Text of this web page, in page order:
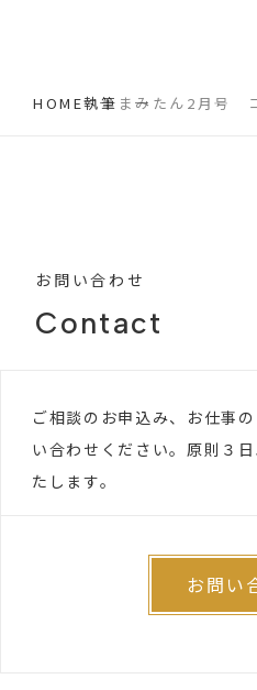
HOME執筆 まみたん2月号
お問い合わせ
Contact
ご相談のお申込み、お仕事
い合わせください。原則３
たします。
お問い